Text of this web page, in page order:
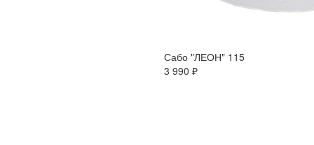
Сабо "ЛЕОН" 115
3 990 ₽